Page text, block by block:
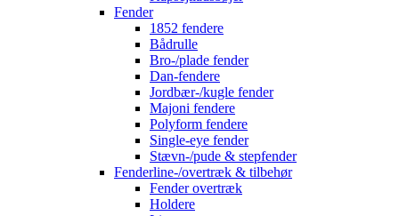
Fender
1852 fendere
Bådrulle
Bro-/plade fender
Dan-fendere
Jordbær-/kugle fender
Majoni fendere
Polyform fendere
Single-eye fender
Stævn-/pude & stepfender
Fenderline-/overtræk & tilbehør
Fender overtræk
Holdere